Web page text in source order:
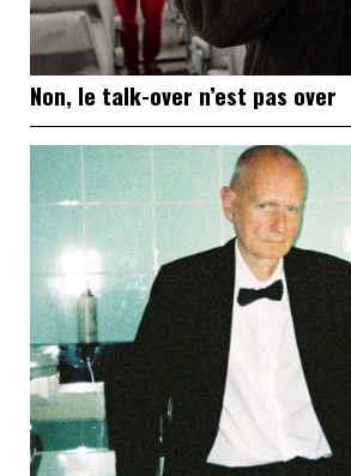
Non, le talk-over n’est pas over